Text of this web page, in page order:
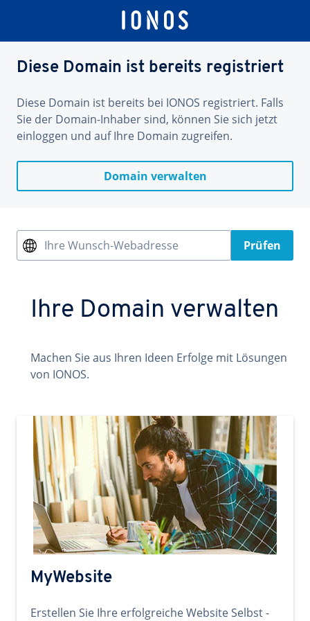
Diese Domain ist bereits registriert
Diese Domain ist bereits bei IONOS registriert. Falls
Sie der Domain-Inhaber sind, können Sie sich jetzt
einloggen und auf Ihre Domain zugreifen.
Domain verwalten
Ihre Wunsch-Webadresse Prüfen
Ihre Domain verwalten
Machen Sie aus Ihren Ideen Erfolge mit Lösungen
von IONOS.
MyWebsite
Erstellen Sie Ihre erfolgreiche Website Selbst -